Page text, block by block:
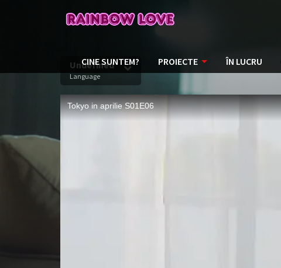
CINE SUNTEM? PROIECTE ÎN LUCRU
Undefined
Language